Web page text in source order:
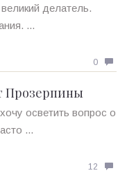
делатель.
...
0
Прозерпины
осветить вопрос о
...
12